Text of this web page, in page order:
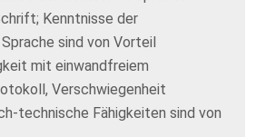
Kenntnisse der
sind von Vorteil
mit einwandfreiem
Verschwiegenheit
technische Fähigkeiten sind von